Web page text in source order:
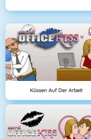
Küssen Auf Der Arbeit